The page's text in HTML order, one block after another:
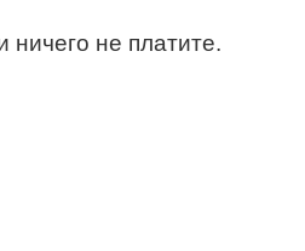
ничего не платите.